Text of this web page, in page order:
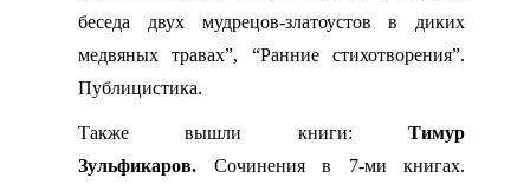
беседа двух мудрецов-златоустов в диких
медвяных травах”, “Ранние стихотворения”.
Публицистика.
Также вышли книги: Тимур
Зульфикаров. Сочинения в 7-ми книгах.